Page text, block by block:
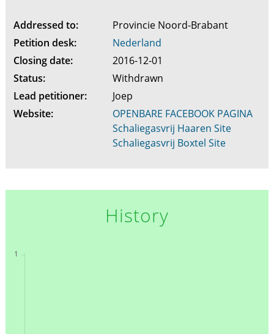
Addressed to:
Provincie Noord-Brabant
Petition desk:
Nederland
Closing date:
2016-12-01
Status:
Withdrawn
Lead petitioner:
Joep
Website:
OPENBARE FACEBOOK PAGINA
Schaliegasvrij Haaren Site
Schaliegasvrij Boxtel Site
History